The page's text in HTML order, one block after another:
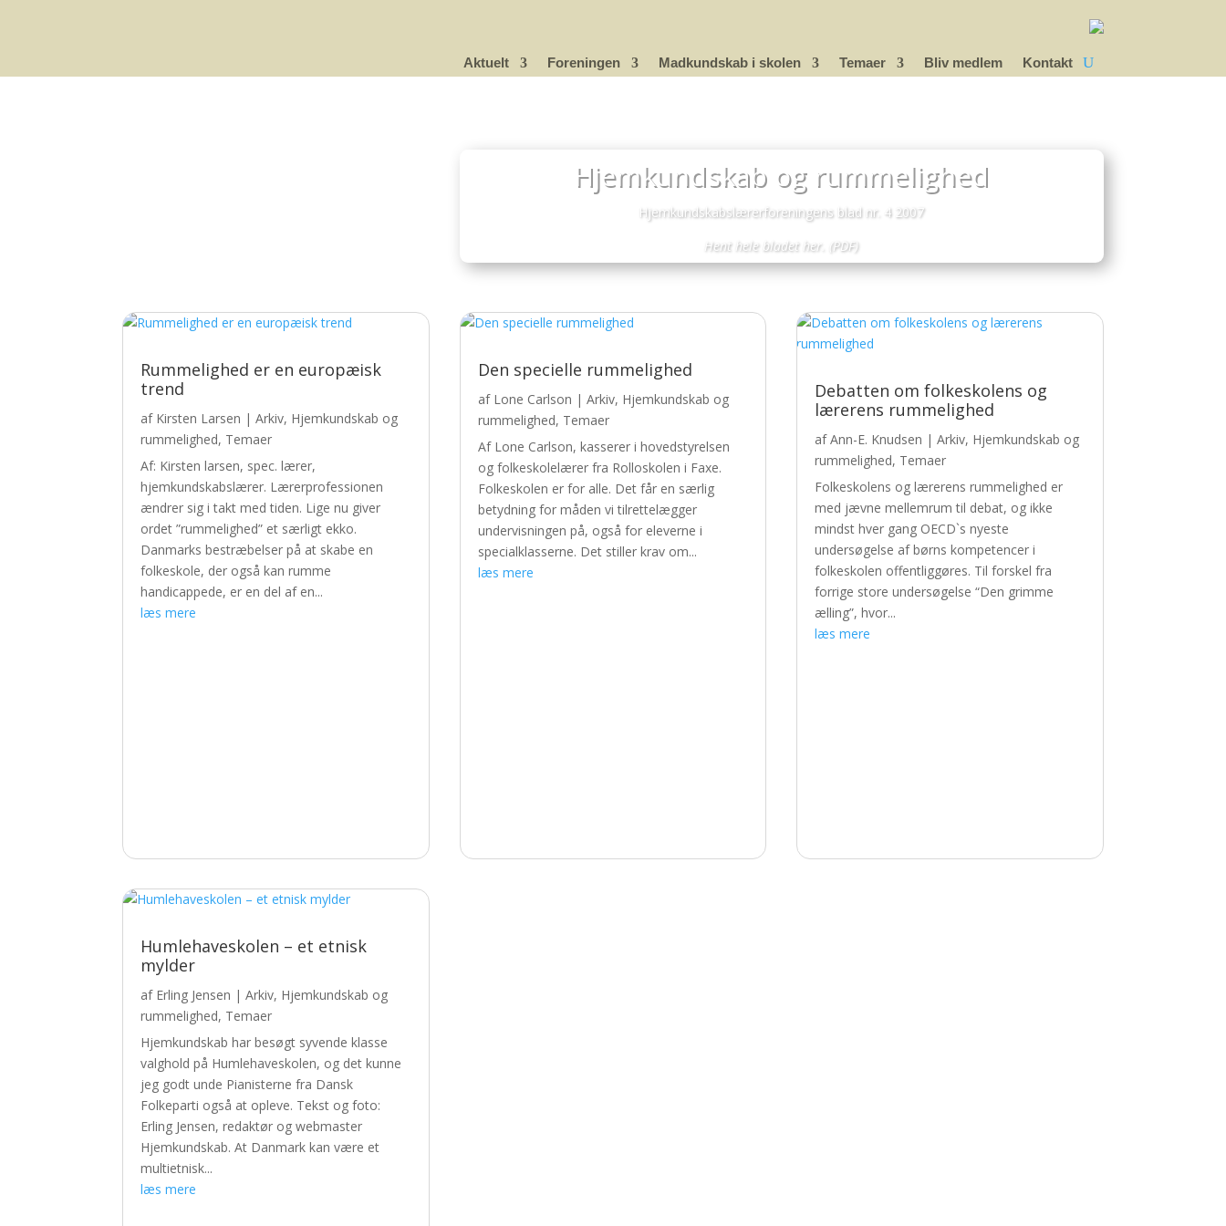
Aktuelt Foreningen Madkundskab i skolen Temaer Bliv medlem Kontakt
Hjemkundskab og rummelighed
Hjemkundskabslærerforeningens blad nr. 4 2007
Hent hele bladet her . (PDF)
Rummelighed er en europæisk
trend
af Kirsten Larsen |Arkiv, Hjemkundskab og
rummelighed, Temaer
Af: Kirsten larsen, spec. lærer,
hjemkundskabslærer. Lærerprofessionen
ændrer sig i takt med tiden. Lige nu giver
ordet ”rummelighed” et særligt ekko.
Danmarks bestræbelser på at skabe en
folkeskole, der også kan rumme
handicappede, er en del af en...
læs mere
Humlehaveskolen – et etnisk
mylder
af Erling Jensen |Arkiv, Hjemkundskab og
rummelighed, Temaer
Hjemkundskab har besøgt syvende klasse
valghold på Humlehaveskolen, og det kunne
jeg godt unde Pianisterne fra Dansk
Folkeparti også at opleve. Tekst og foto:
Erling Jensen, redaktør og webmaster
Hjemkundskab. At Danmark kan være et
multietnisk...
læs mere
Den specielle rummelighed
af Lone Carlson | Arkiv, Hjemkundskab og
rummelighed, Temaer
Af Lone Carlson, kasserer i hovedstyrelsen
og folkeskolelærer fra Rolloskolen i Faxe.
Folkeskolen er for alle. Det får en særlig
betydning for måden vi tilrettelægger
undervisningen på, også for eleverne i
specialklasserne. Det stiller krav om...
læs mere
Debatten om folkeskolens og
lærerens rummelighed
afAnn-E. Knudsen | Arkiv, Hjemkundskab og
rummelighed, Temaer
Folkeskolens og lærerens rummelighed er
med jævne mellemrum til debat, og ikke
mindst hver gang OECD`s nyeste
undersøgelse af børns kompetencer i
folkeskolen offentliggøres. Til forskel fra
forrige store undersøgelse “Den grimme
ælling”, hvor...
læs mere